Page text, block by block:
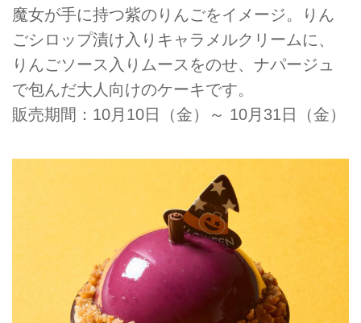
魔女が手に持つ紫のりんごをイメージ。りん
ごシロップ漬け入りキャラメルクリームに、
りんごソース入りムースをのせ、ナパージュ
で包んだ大人向けのケーキです。
販売期間：10月10日（金）～ 10月31日（金）